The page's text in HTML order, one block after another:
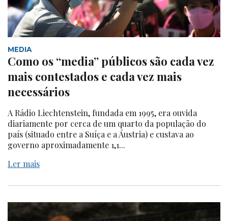
MEDIA
Como os “media” públicos são cada vez
mais contestados e cada vez mais
necessários
A Rádio Liechtenstein, fundada em 1995, era ouvida
diariamente por cerca de um quarto da população do
país (situado entre a Suíça e a Áustria) e custava ao
governo aproximadamente 1,1...
Ler mais